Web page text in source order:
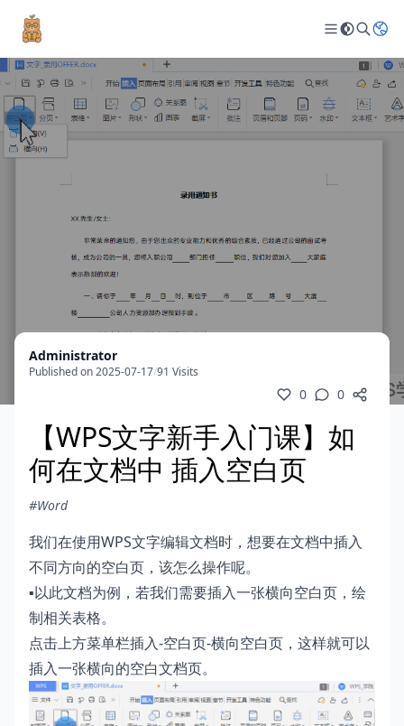
Administrator
Published on 2025-07-17/91 Visits
0 0
【WPS文字新手入门课】如
何在文档中 插入空白页
#Word
我们在使用WPS文字编辑文档时，想要在文档中插入
不同方向的空白页，该怎么操作呢。
▪以此文档为例，若我们需要插入一张横向空白页，绘
制相关表格。
点击上方菜单栏插入-空白页-横向空白页，这样就可以
插入一张横向的空白文档页。